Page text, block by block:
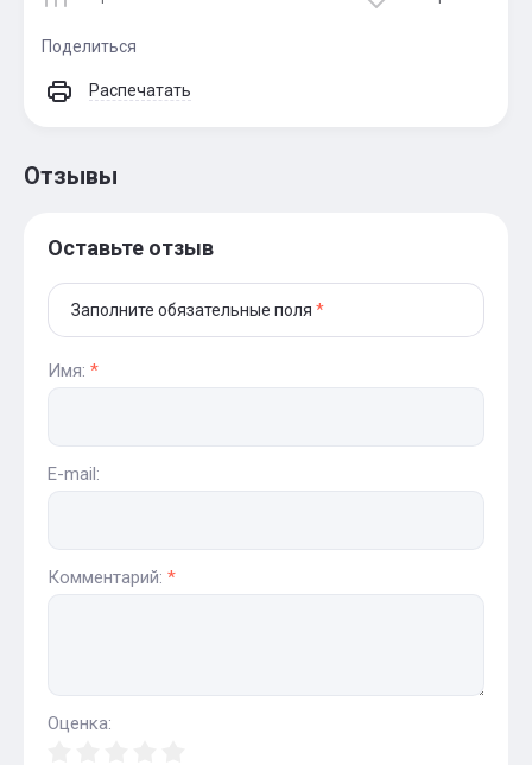
Поделиться
Распечатать
Отзывы
Оставьте отзыв
Заполните обязательные поля *
Имя: *
E-mail:
Комментарий: *
Оценка: